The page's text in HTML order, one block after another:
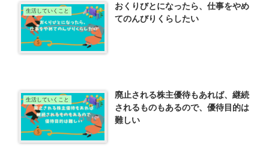
生活していくこと
おくりびとになったら、仕事をやめ
てのんびりくらしたい
生活していくこと
廃止される株主優待もあれば、継続
されるものもあるので、優待目的は
難しい